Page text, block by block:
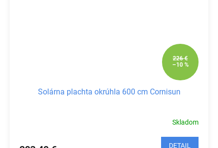
226 €
–10 %
Solárna plachta okrúhla 600 cm Cornisun
Skladom
DETAIL